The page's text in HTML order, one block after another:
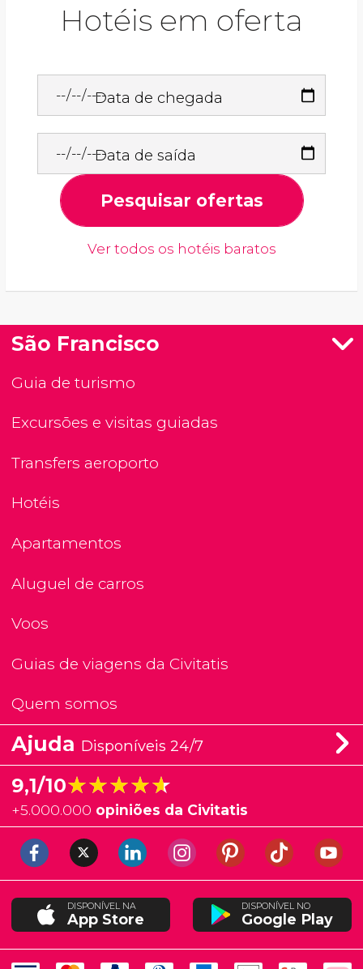
Hotéis em oferta
Data de chegada
Data de saída
Pesquisar ofertas
Ver todos os hotéis baratos
São Francisco
Guia de turismo
Excursões e visitas guiadas
Transfers aeroporto
Hotéis
Apartamentos
Aluguel de carros
Voos
Guias de viagens da Civitatis
Quem somos
Ajuda Disponíveis 24/7
9,1/10★★★★★
★★★★★
+5.000.000 opiniões da Civitatis
DISPONÍVEL NA
App Store
DISPONÍVEL NO
Google Play